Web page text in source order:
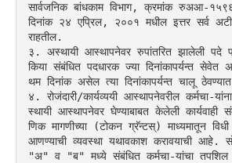
सार्वजनिक बांधकाम विभाग, क्रमांक रुअआ-
दिनांक २४ एप्रिल, २००१ मधील इत्तर सर्व
राहतील.
३. अस्थायी आस्थापनेवर रुपांतरित झालेली पदे
किया संबंधित पदधारक ज्या दिनांकापर्यन्त सेवेत
थम दिनांक असेल त्या दिनांकापर्यन्त चालू
४. रोजंदारी/कार्यव्ययी आस्थापनेवरील कर्मचा-
स्थायी आस्थापनेवर घेण्याबाबत केलेली कार्यवाही
णिक मागणीच्या (टोकन ग्रॅन्टस्) माध्यमातून विधी
आणण्याची व्यवस्था यथावकाश करावयाची आहे.
"अ" व "ब" मध्ये संबंधित कर्मचा-यांचा